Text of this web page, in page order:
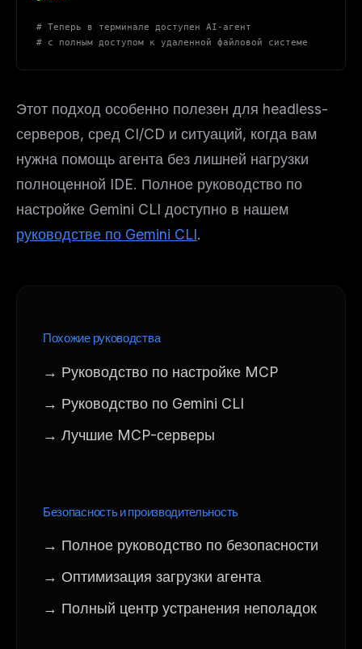
# Теперь в терминале доступен AI-агент
# с полным доступом к удаленной файловой системе
Этот подход особенно полезен для headless-
серверов, сред CI/CD и ситуаций, когда вам
нужна помощь агента без лишней нагрузки
полноценной IDE. Полное руководство по
настройке Gemini CLI доступно в нашем
руководстве по Gemini CLI.
Похожие руководства
→ Руководство по настройке MCP
→ Руководство по Gemini CLI
→ Лучшие MCP-серверы
Безопасность и производительность
→ Полное руководство по безопасности
→ Оптимизация загрузки агента
→ Полный центр устранения неполадок